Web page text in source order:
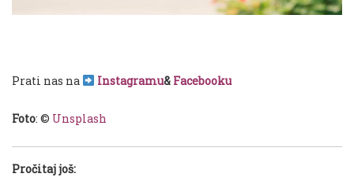
Prati nas na Instagramu& Facebooku
Foto: © Unsplash
Pročitaj još: